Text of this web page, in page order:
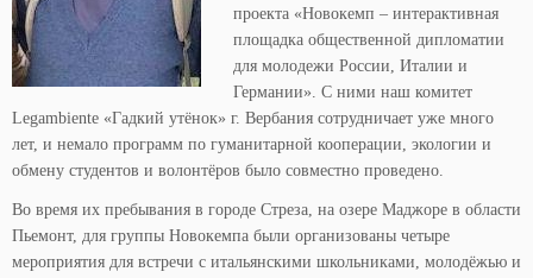
проекта «Новокемп – интерактивная
площадка общественной дипломатии
для молодежи России, Италии и
Германии». С ними наш комитет
Legambiente «Гадкий утёнок» г. Вербания сотрудничает уже много
лет, и немало программ по гуманитарной кооперации, экологии и
обмену студентов и волонтёров было совместно проведено.
Во время их пребывания в городе Стреза, на озере Маджоре в области
Пьемонт, для группы Новокемпа были организованы четыре
мероприятия для встречи с итальянскими школьниками, молодёжью и